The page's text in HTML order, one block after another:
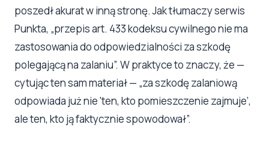
poszedł akurat w inną stronę. Jak tłumaczy serwis
Punkta, „przepis art. 433 kodeksu cywilnego nie ma
zastosowania do odpowiedzialności za szkodę
polegającą na zalaniu”. W praktyce to znaczy, że —
cytując ten sam materiał — „za szkodę zalaniową
odpowiada już nie 'ten, kto pomieszczenie zajmuje’,
ale ten, kto ją faktycznie spowodował”.